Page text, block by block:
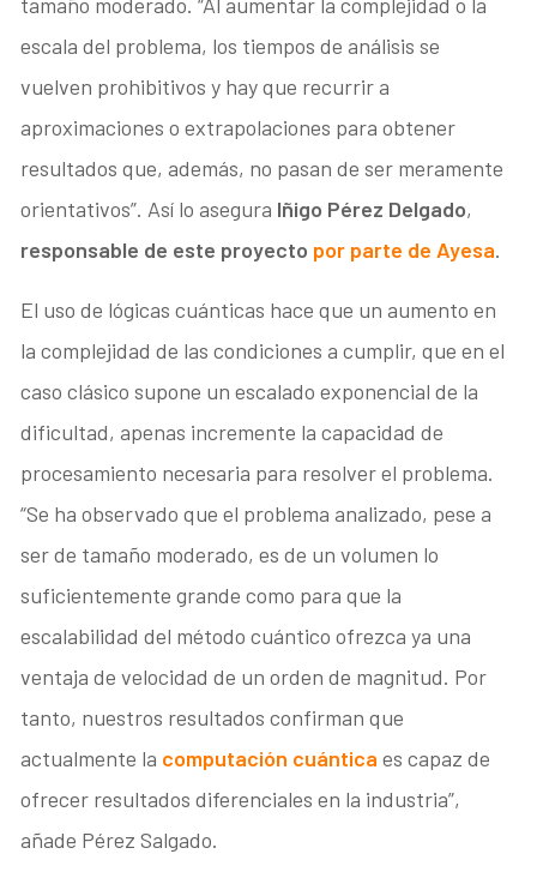
escala del problema, los tiempos de análisis se
vuelven prohibitivos y hay que recurrir a
aproximaciones o extrapolaciones para obtener
resultados que, además, no pasan de ser meramente
orientativos”. Así lo asegura Iñigo Pérez Delgado,
responsable de este proyecto por parte de Ayesa.
El uso de lógicas cuánticas hace que un aumento en
la complejidad de las condiciones a cumplir, que en el
caso clásico supone un escalado exponencial de la
dificultad, apenas incremente la capacidad de
procesamiento necesaria para resolver el problema.
“Se ha observado que el problema analizado, pese a
ser de tamaño moderado, es de un volumen lo
suficientemente grande como para que la
escalabilidad del método cuántico ofrezca ya una
ventaja de velocidad de un orden de magnitud. Por
tanto, nuestros resultados confirman que
actualmente la computación cuántica es capaz de
ofrecer resultados diferenciales en la industria”,
añade Pérez Salgado.